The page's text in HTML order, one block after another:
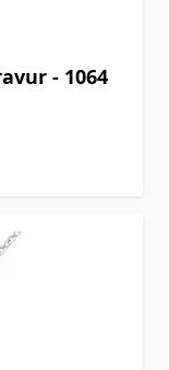
- 1064